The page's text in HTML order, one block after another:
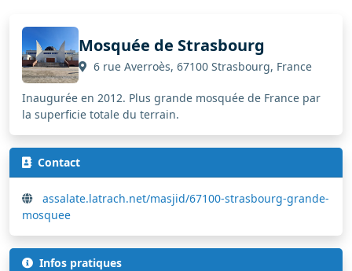
Mosquée de Strasbourg
6 rue Averroès, 67100 Strasbourg, France
Inaugurée en 2012. Plus grande mosquée de France par
la superficie totale du terrain.
Contact
assalate.latrach.net/masjid/67100-strasbourg-grande-
mosquee
Infos pratiques